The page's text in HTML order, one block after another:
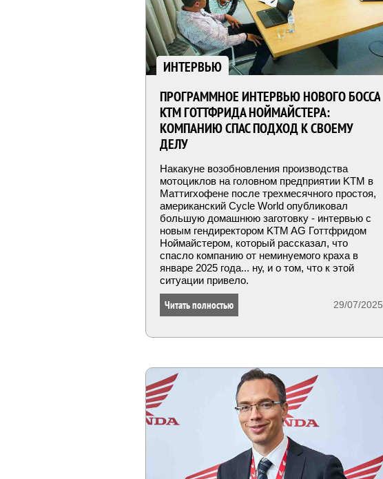
ИНТЕРВЬЮ
ПРОГРАММНОЕ ИНТЕРВЬЮ НОВОГО БОССА
KTM ГОТТФРИДА НОЙМАЙСТЕРА:
КОМПАНИЮ СПАС ПОДХОД К СВОЕМУ
ДЕЛУ
Накакуне возобновления производства
мотоциклов на головном предприятии KTM в
Маттигхофене после трехмесячного простоя,
американский Cycle World опубликовал
большую домашнюю заготовку - интервью с
новым гендиректором KTM AG Готтфридом
Ноймайстером, который рассказал, что
спасло компанию от неминуемого краха в
январе 2025 года... ну, и о том, что к этой
ситуации привело.
29/07/2025
Читать полностью